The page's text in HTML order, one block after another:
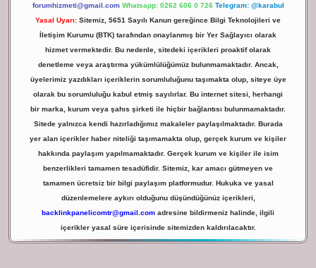
forumhizmeti@gmail.com Whatsapp: 0262 606 0 726 Telegram: @karabul
Yasal Uyarı: Sitemiz, 5651 Sayılı Kanun gereğince Bilgi Teknolojileri ve
İletişim Kurumu (BTK) tarafından onaylanmış bir Yer Sağlayıcı olarak
hizmet vermektedir. Bu nedenle, sitedeki içerikleri proaktif olarak
denetleme veya araştırma yükümlülüğümüz bulunmamaktadır. Ancak,
üyelerimiz yazdıkları içeriklerin sorumluluğunu taşımakta olup, siteye üye
olarak bu sorumluluğu kabul etmiş sayılırlar. Bu internet sitesi, herhangi
bir marka, kurum veya şahıs şirketi ile hiçbir bağlantısı bulunmamaktadır.
Sitede yalnızca kendi hazırladığımız makaleler paylaşılmaktadır. Burada
yer alan içerikler haber niteliği taşımamakta olup, gerçek kurum ve kişiler
hakkında paylaşım yapılmamaktadır. Gerçek kurum ve kişiler ile isim
benzerlikleri tamamen tesadüfidir. Sitemiz, kar amacı gütmeyen ve
tamamen ücretsiz bir bilgi paylaşım platformudur. Hukuka ve yasal
düzenlemelere aykırı olduğunu düşündüğünüz içerikleri,
backlinkpanelicomtr@gmail.com adresine bildirmeniz halinde, ilgili
içerikler yasal süre içerisinde sitemizden kaldırılacaktır.